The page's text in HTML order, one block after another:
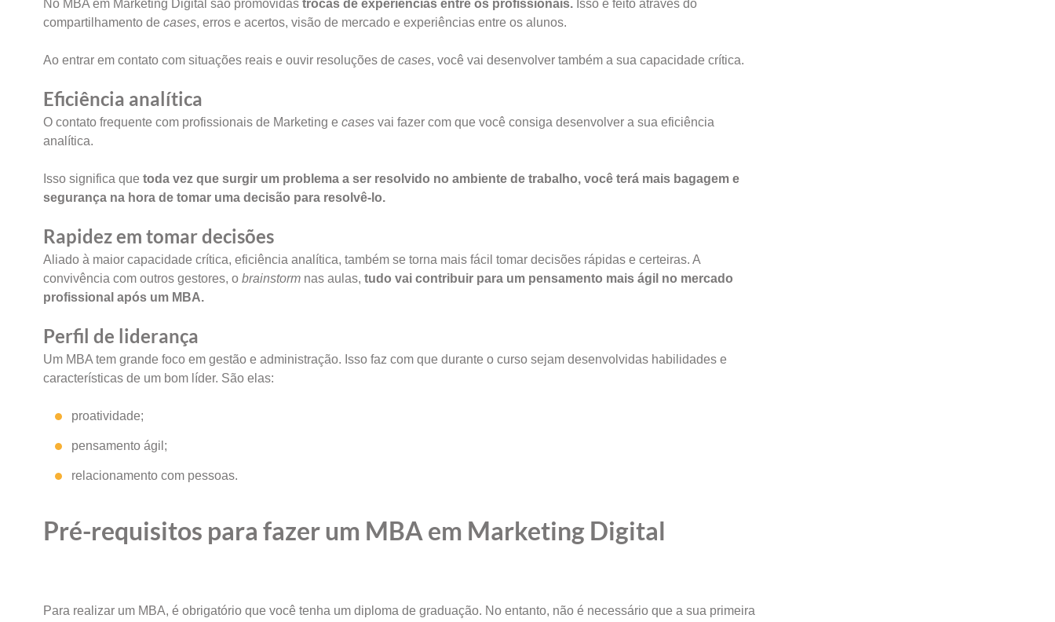
No MBA em Marketing Digital são promovidas trocas de experiências entre os profissionais. Isso é feito através do
compartilhamento de cases, erros e acertos, visão de mercado e experiências entre os alunos.
Ao entrar em contato com situações reais e ouvir resoluções de cases, você vai desenvolver também a sua capacidade crítica.
Eficiência analítica
O contato frequente com profissionais de Marketing e cases vai fazer com que você consiga desenvolver a sua eficiência
analítica.
Isso significa que toda vez que surgir um problema a ser resolvido no ambiente de trabalho, você terá mais bagagem e
segurança na hora de tomar uma decisão para resolvê-lo.
Rapidez em tomar decisões
Aliado à maior capacidade crítica, eficiência analítica, também se torna mais fácil tomar decisões rápidas e certeiras. A
convivência com outros gestores, o brainstorm nas aulas, tudo vai contribuir para um pensamento mais ágil no mercado
profissional após um MBA.
Perfil de liderança
Um MBA tem grande foco em gestão e administração. Isso faz com que durante o curso sejam desenvolvidas habilidades e
características de um bom líder. São elas:
proatividade;
pensamento ágil;
relacionamento com pessoas.
Pré-requisitos para fazer um MBA em Marketing Digital
Para realizar um MBA, é obrigatório que você tenha um diploma de graduação. No entanto, não é necessário que a sua primeira